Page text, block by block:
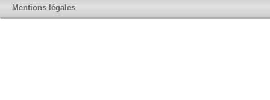
Mentions légales